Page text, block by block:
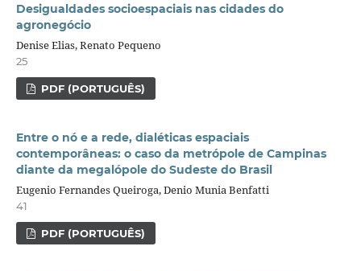
Desigualdades socioespaciais nas cidades do
agronegócio
Denise Elias, Renato Pequeno
25
PDF (PORTUGUÊS)
Entre o nó e a rede, dialéticas espaciais
contemporâneas: o caso da metrópole de Campinas
diante da megalópole do Sudeste do Brasil
Eugenio Fernandes Queiroga, Denio Munia Benfatti
41
PDF (PORTUGUÊS)